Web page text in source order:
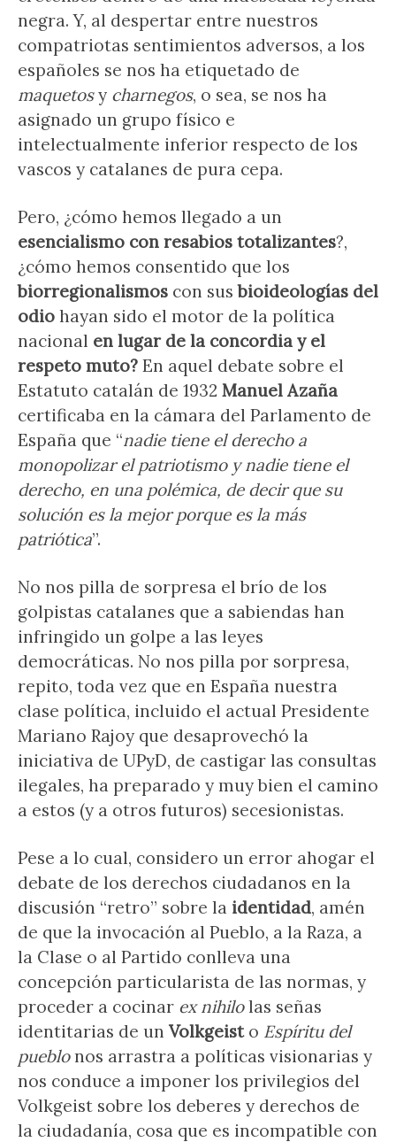
negra. Y, al despertar entre nuestros
compatriotas sentimientos adversos, a los
españoles se nos ha etiquetado de
maquetosy charnegos, o sea, se nos ha
asignado un grupo físico e
intelectualmente inferior respecto de los
vascos y catalanes de pura cepa.
Pero, ¿cómo hemos llegado a un
esencialismo con resabios totalizantes?,
¿cómo hemos consentido que los
biorregionalismos con sus bioideologías del
odio hayan sido el motor de la política
nacional en lugar de la concordia y el
respeto muto? En aquel debate sobre el
Estatuto catalán de 1932 Manuel Azaña
certificaba en la cámara del Parlamento de
España que “nadie tiene el derecho a
monopolizar el patriotismo y nadie tiene el
derecho, en una polémica, de decir que su
solución es la mejor porque es la más
patriótica”.
No nos pilla de sorpresa el brío de los
golpistas catalanes que a sabiendas han
infringido un golpe a las leyes
democráticas. No nos pilla por sorpresa,
repito, toda vez que en España nuestra
clase política, incluido el actual Presidente
Mariano Rajoy que desaprovechó la
iniciativa de UPyD, de castigar las consultas
ilegales, ha preparado y muy bien el camino
a estos (y a otros futuros) secesionistas.
Pese a lo cual, considero un error ahogar el
debate de los derechos ciudadanos en la
discusión “retro” sobre la identidad, amén
de que la invocación al Pueblo, a la Raza, a
la Clase o al Partido conlleva una
concepción particularista de las normas, y
proceder a cocinar ex nihilolas señas
identitarias de un Volkgeisto Espíritu del
pueblonos arrastra a políticas visionarias y
nos conduce a imponer los privilegios del
Volkgeist sobre los deberes y derechos de
la ciudadanía, cosa que es incompatible con